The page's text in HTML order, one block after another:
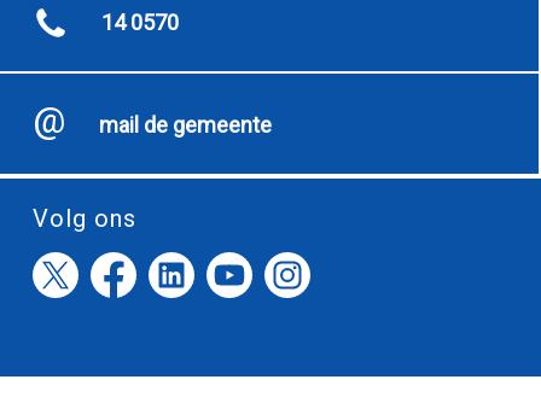
14 0570
mail de gemeente
Volg ons